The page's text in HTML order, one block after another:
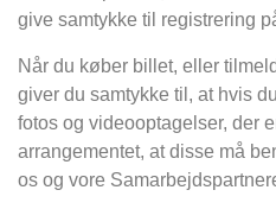
give samtykke til registrering
Når du køber billet, eller
giver du samtykke til, at hvis
fotos og videooptagelser, der
arrangementet, at disse må
os og vore